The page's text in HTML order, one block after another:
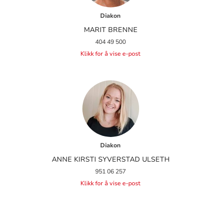
Diakon
MARIT BRENNE
404 49 500
Klikk for å vise e-post
Diakon
ANNE KIRSTI SYVERSTAD ULSETH
951 06 257
Klikk for å vise e-post